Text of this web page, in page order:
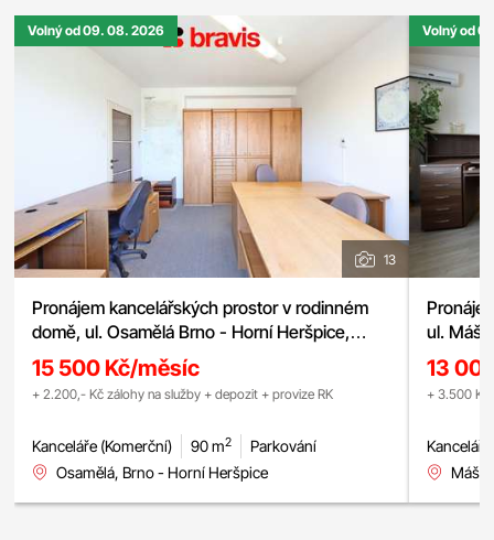
Volný od 09. 08. 2026
13
Pronájem kancelářských prostor v rodinném
domě, ul. Osamělá Brno - Horní Heršpice,
parkování
15 500 Kč/měsíc
+ 2.200,- Kč zálohy na služby + depozit + provize RK
Kanceláře (Komerční) 90 m2
Parkování
Osamělá, Brno - Horní Heršpice
Volný od
ul.
13
+ 3.500 Kč